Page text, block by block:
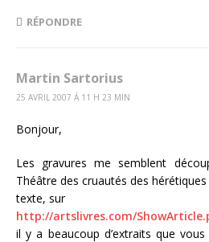
RÉPONDRE
Martin Sartorius
25 AVRIL 2007 Á 11 H 23 MIN
Bonjour,
Les gravures me semblent
Théâtre des cruautés des
texte, sur
http://artslivres.com/
il y a beaucoup d’extraits que